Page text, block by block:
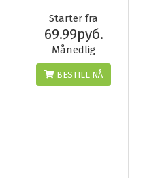
Starter fra
69.99руб.
Månedlig
BESTILL NÅ